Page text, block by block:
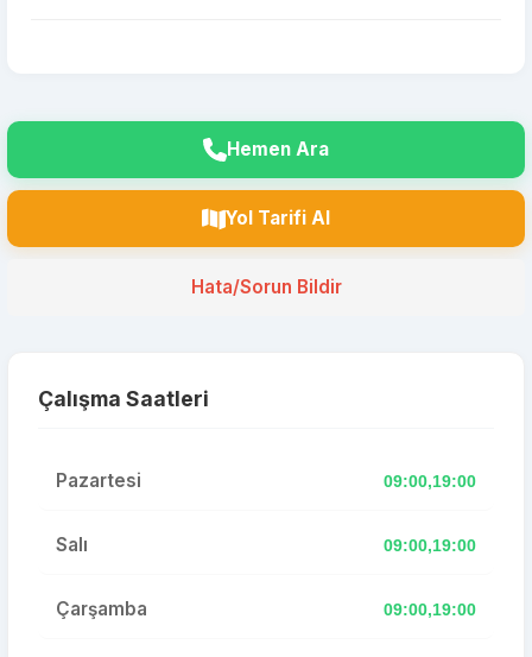
Hemen Ara
Yol Tarifi Al
Hata/Sorun Bildir
Çalışma Saatleri
Pazartesi 09:00,19:00
Salı 09:00,19:00
Çarşamba 09:00,19:00